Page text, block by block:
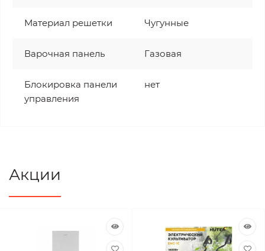
Материал решетки Чугунные
Варочная панель Газовая
Блокировка панели
управления
нет
Акции